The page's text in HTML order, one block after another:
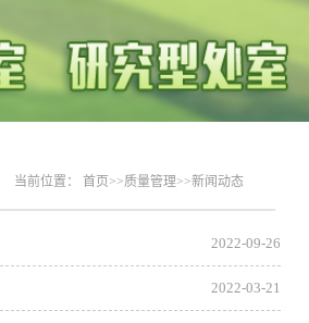
当前位置： 首页 >>质量管理>>新闻动态
2022-09-26
2022-03-21